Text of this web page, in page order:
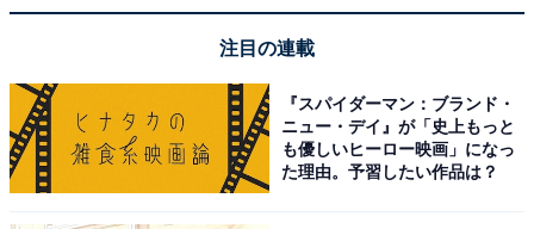
今回の1位は、松本潤さんでした。
1983年生まれの松本さんは、グループでの活動のほか、
俳優業ではドラマ『花より男子』シリーズ（TBS系）や
NHK大河ドラマ『どうする家康』などに出演。はっきり
とした顔立ちが特徴的で、画面越しでも存在感を放ちま
注目の連載
『スパイダーマン：ブランド・
ニュー・デイ』が「史上もっと
も優しいヒーロー映画」になっ
た理由。予習したい作品は？